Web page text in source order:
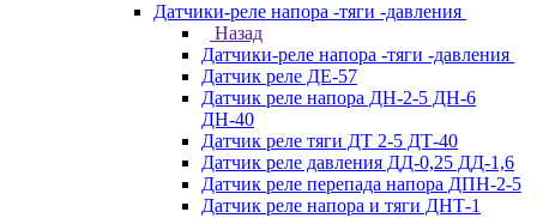
Датчики-реле напора -тяги -давления
Назад
Датчики-реле напора -тяги -давления
Датчик реле ДЕ-57
Датчик реле напора ДН-2-5 ДН-6
ДН-40
Датчик реле тяги ДТ 2-5 ДТ-40
Датчик реле давления ДД-0,25 ДД-1,6
Датчик реле перепада напора ДПН-2-5
Датчик реле напора и тяги ДНТ-1